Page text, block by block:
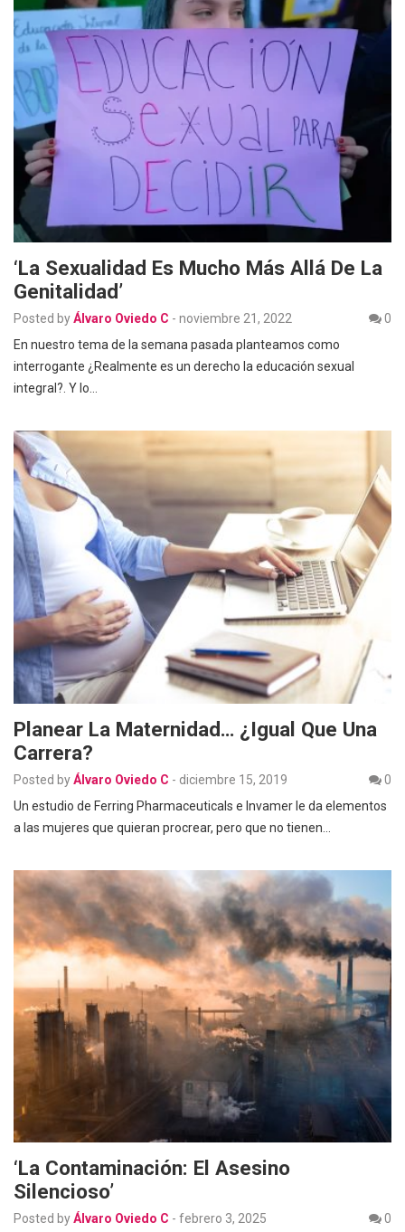
‘La Sexualidad Es Mucho Más Allá De La
Genitalidad’
Posted byÁlvaro Oviedo C - noviembre 21, 2022
0
En nuestro tema de la semana pasada planteamos como
interrogante ¿Realmente es un derecho la educación sexual
integral?. Y lo…
Planear La Maternidad… ¿Igual Que Una
Carrera?
Posted byÁlvaro Oviedo C - diciembre 15, 2019
0
Un estudio de Ferring Pharmaceuticals e Invamer le da elementos
a las mujeres que quieran procrear, pero que no tienen…
‘La Contaminación: El Asesino
Silencioso’
Posted byÁlvaro Oviedo C - febrero 3, 2025 0